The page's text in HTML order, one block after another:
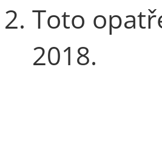
Toto
2018.